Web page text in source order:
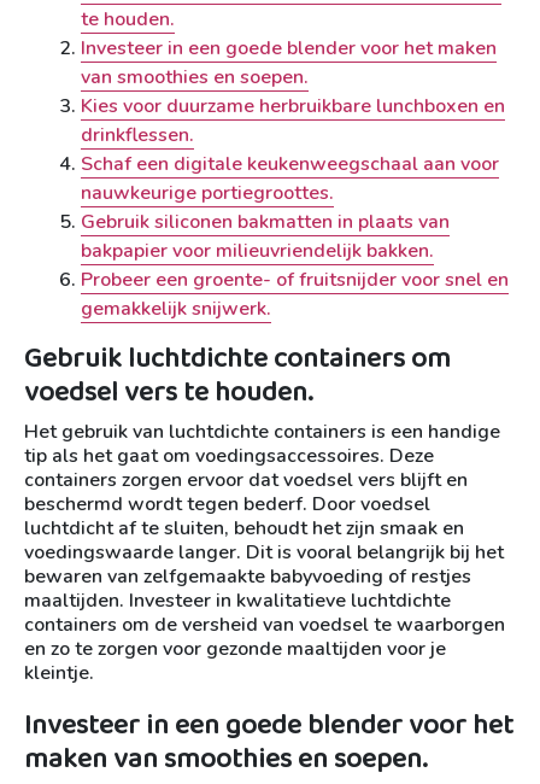
te houden.
Investeer in een goede blender voor het maken
van smoothies en soepen.
Kies voor duurzame herbruikbare lunchboxen en
drinkflessen.
Schaf een digitale keukenweegschaal aan voor
nauwkeurige portiegroottes.
Gebruik siliconen bakmatten in plaats van
bakpapier voor milieuvriendelijk bakken.
Probeer een groente- of fruitsnijder voor snel en
gemakkelijk snijwerk.
Gebruik luchtdichte containers om
voedsel vers te houden.
Het gebruik van luchtdichte containers is een handige
tip als het gaat om voedingsaccessoires. Deze
containers zorgen ervoor dat voedsel vers blijft en
beschermd wordt tegen bederf. Door voedsel
luchtdicht af te sluiten, behoudt het zijn smaak en
voedingswaarde langer. Dit is vooral belangrijk bij het
bewaren van zelfgemaakte babyvoeding of restjes
maaltijden. Investeer in kwalitatieve luchtdichte
containers om de versheid van voedsel te waarborgen
en zo te zorgen voor gezonde maaltijden voor je
kleintje.
Investeer in een goede blender voor het
maken van smoothies en soepen.